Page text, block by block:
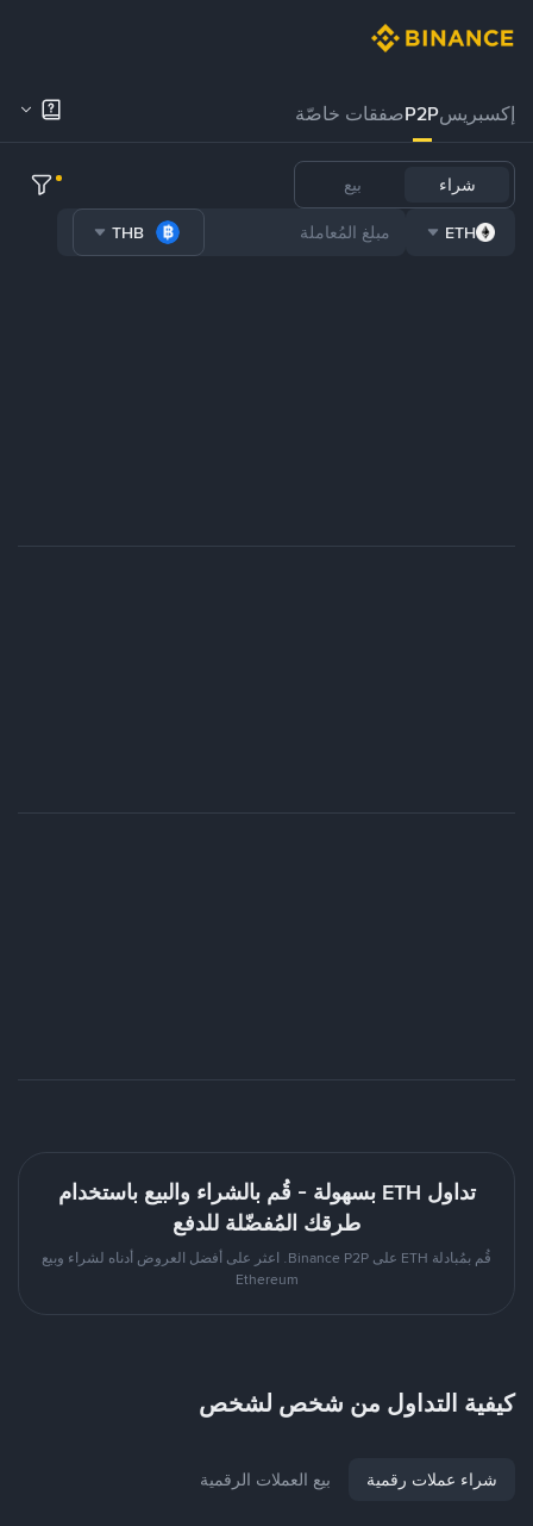
إكسبريسP2Pصفقات خاصّة
شراء بيع
ETH
THB
تداول ETH بسهولة - قُم بالشراء والبيع باستخدام
طرقك المُفضّلة للدفع
قُم بمُبادلة ETH على Binance P2P. اعثر على أفضل العروض أدناه لشراء وبيع
Ethereum
كيفية التداول من شخص لشخص
شراء عملات رقمية بيع العملات الرقمية